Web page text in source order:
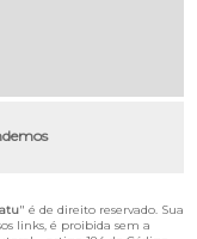
" é de direito reservado. Sua
links, é proibida sem a